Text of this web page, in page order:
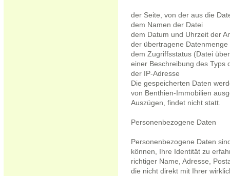
der Seite, von der aus die
dem Namen der Datei
dem Datum und Uhrzeit der
der übertragene Datenmenge
dem Zugriffsstatus (Datei
einer Beschreibung des Typs
der IP-Adresse
Die gespeicherten Daten
von Benthien-Immobilien
Auszügen, findet nicht statt.
Personenbezogene Daten
Personenbezogene Daten
können, Ihre Identität zu
richtiger Name, Adresse,
die nicht direkt mit Ihrer